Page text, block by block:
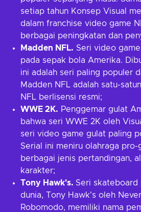
setiap tahun Konsep Visual
dalam franchise video game
berbagai peningkatan dan
Madden NFL. Seri video
pada sepak bola Amerika.
ini adalah seri paling populer
Madden NFL adalah satu-
NFL berlisensi resmi;
WWE 2K. Penggemar gulat
bahwa seri WWE 2K oleh
seri video game gulat paling
Serial ini meniru olahraga pro-
berbagai jenis pertandingan,
karakter;
Tony Hawk's. Seri skateboard
dunia, Tony Hawk's oleh
Robomodo, memiliki nama